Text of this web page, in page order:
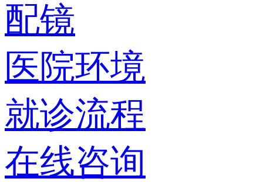
配镜
医院环境
就诊流程
在线咨询